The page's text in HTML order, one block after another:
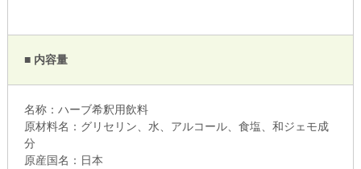
■ 内容量
名称：ハーブ希釈用飲料
原材料名：グリセリン、水、アルコール、食塩、和ジェモ成
分
原産国名：日本